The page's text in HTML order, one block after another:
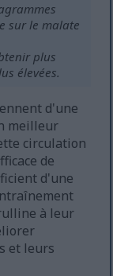
sur le malate
plus
élevées.
d'une
meilleur
circulation
de
d'une
à leur
et leurs